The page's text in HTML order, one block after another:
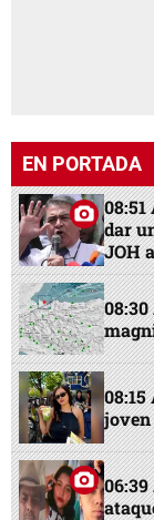
EN PORTADA
dar
JOH